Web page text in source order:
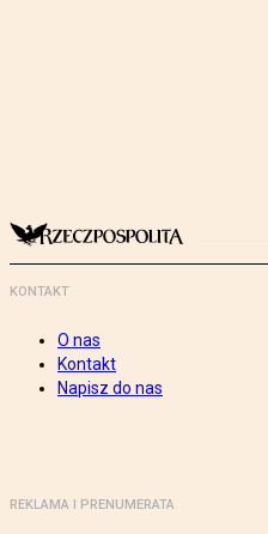
KONTAKT
O nas
Kontakt
Napisz do nas
REKLAMA I PRENUMERATA